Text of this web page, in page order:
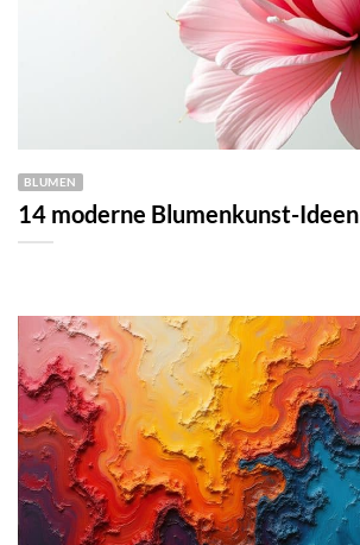
BLUMEN
14 moderne Blumenkunst-Ideen